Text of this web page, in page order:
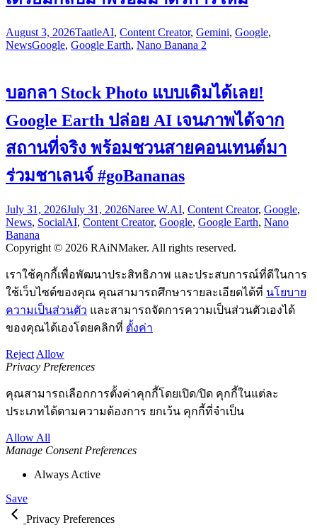
August 3, 2026TaatleAI, Content Creator, Gemini, Google,
NewsGoogle, Google Earth, Nano Banana 2
บอกลา Stock Photo แบบเดิมได้เลย!
Google Earth ปล่อย AI เจนภาพได้จาก
สถานที่จริง พร้อมชวนสายคอนเทนต์มา
ร่วมชาเลนจ์ #goBananas
July 31, 2026July 31, 2026Naree W.AI, Content Creator, Google,
News, SocialAI, Content Creator, Google, Google Earth, Nano
Banana
Copyright © 2026 RAiNMaker. All rights reserved.
เราใช้คุกกี้เพื่อพัฒนาประสิทธิภาพ และประสบการณ์ที่ดีในการ
ใช้เว็บไซต์ของคุณ คุณสามารถศึกษารายละเอียดได้ที่ นโยบาย
ความเป็นส่วนตัว และสามารถจัดการความเป็นส่วนตัวเองได้
ของคุณได้เองโดยคลิกที่ ตั้งค่า
Reject Allow
Privacy Preferences
คุณสามารถเลือกการตั้งค่าคุกกี้โดยเปิด/ปิด คุกกี้ในแต่ละ
ประเภทได้ตามความต้องการ ยกเว้น คุกกี้ที่จำเป็น
Allow All
Manage Consent Preferences
Always Active
Save
Privacy Preferences